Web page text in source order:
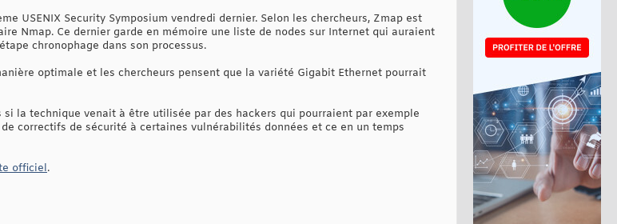
USENIX Security Symposium vendredi dernier. Selon les chercheurs, Zmap est
Nmap. Ce dernier garde en mémoire une liste de nodes sur Internet qui auraient
chronophage dans son processus.
optimale et les chercheurs pensent que la variété Gigabit Ethernet pourrait
la technique venait à être utilisée par des hackers qui pourraient par exemple
correctifs de sécurité à certaines vulnérabilités données et ce en un temps
officiel.